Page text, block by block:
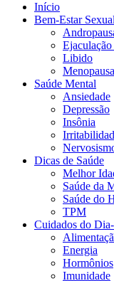
Início
Bem-Estar Sexual
Ejaculação
Libido
Menopausa
Saúde Mental
Ansiedade
Depressão
Insônia
Dicas de Saúde
Melhor
Saúde da
Saúde do
TPM
Cuidados do
Energia
Hormônios
Imunidade